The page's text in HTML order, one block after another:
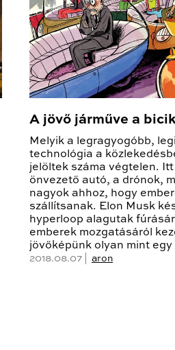
A jövő járműve a
Melyik a legragyogóbb,
technológia a
jelöltek száma végtelen. Itt
önvezető autó, a drónok,
nagyok ahhoz, hogy
szállítsanak. Elon Musk
hyperloop alagutak
emberek mozgatásáról
jövőképünk olyan mint egy
2018.08.07 | aron